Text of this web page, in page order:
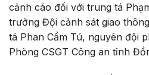
cảnh cáo đối với trung tá
trưởng Đội cảnh sát giao
tá Phan Cẩm Tú, nguyên đội
Phòng CSGT Công an tỉnh